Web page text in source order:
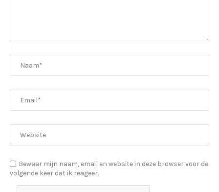
Bewaar mijn naam, email en website in deze browser voor de
volgende keer dat ik reageer.